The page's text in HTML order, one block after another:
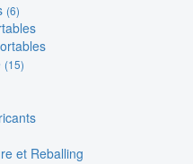
(6)
(15)
et Reballing